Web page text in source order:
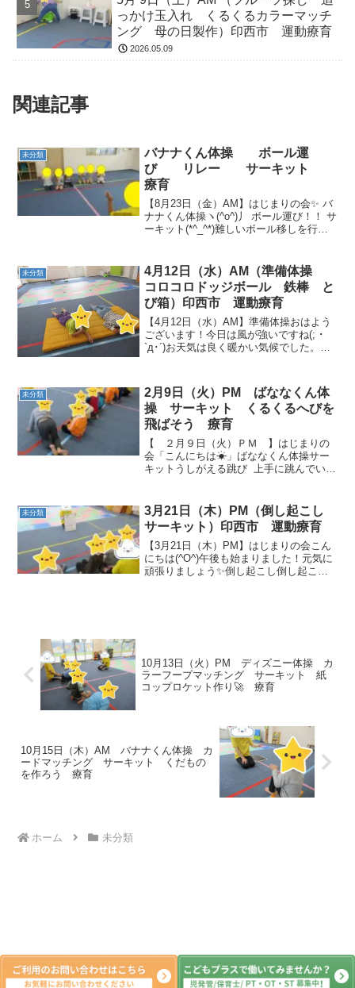
っかけ玉入れ くるくるカラーマッチ
ング 母の日製作）印西市 運動療育
2026.05.09
関連記事
未分類
バナナくん体操 ボール運
び リレー サーキット
療育
【8月23日（金）AM】はじまりの会✨ バ
ナナくん体操ヽ(^o^)丿 ボール運び！！ サ
ーキット(*^_^*)難しいボール移しを行い
未分類
4月12日（水）AM（準備体操
コロコロドッジボール 鉄棒 と
び箱）印西市 運動療育
【4月12日（水）AM】準備体操おはよう
ございます！今日は風が強いですね(; ･
`д･´)お天気は良く暖かい気候でした。印
うか！ワクワクドキドキ！友だち100人で
きるか...
未分類
2月9日（火）PM ばななくん体
操 サーキット くるくるへびを
飛ばそう 療育
【 ２月９日（火）ＰＭ 】はじまりの
会「こんにちは☀」ばななくん体操サー
キットうしがえる跳び 上手に跳んでいた
びを飛ばそうはさみでちょきちょき...
未分類
3月21日（木）PM（倒し起こし
サーキット）印西市 運動療育
【3月21日（木）PM】はじまりの会こん
にちは(^O^)午後も始まりました！元気に
頑張りましょう✨倒し起こし倒し起こし
10月13日（火）PM ディズニー体操 カ
ラーフープマッチング サーキット 紙
コップロケット作り🚀 療育
10月15日（木）AM バナナくん体操 カ
ードマッチング サーキット くだもの
を作ろう 療育
ホーム 未分類